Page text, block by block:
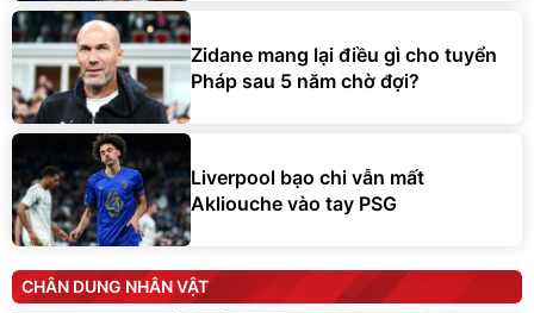
Zidane mang lại điều gì cho tuyển
Pháp sau 5 năm chờ đợi?
Liverpool bạo chi vẫn mất
Akliouche vào tay PSG
CHÂN DUNG NHÂN VẬT